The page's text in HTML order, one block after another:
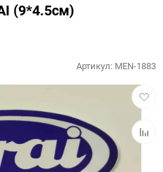
(9*4.5см)
в
к
Артикул: MEN-1883